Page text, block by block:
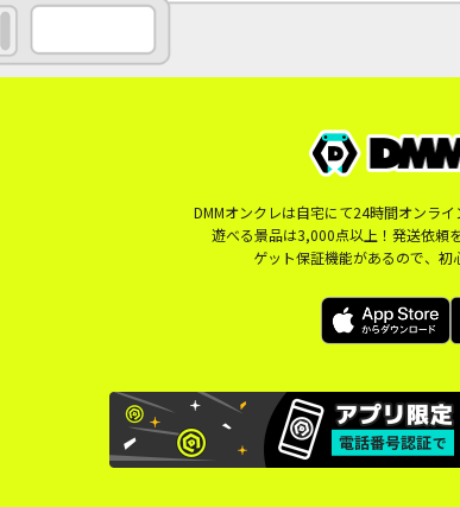
DMMオンクレは自宅にて24時間オンラ
遊べる景品は3,000点以上！発送依頼
ゲット保証機能があるので、初